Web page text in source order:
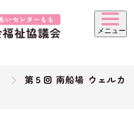
第５回 南船場 ウェルカ